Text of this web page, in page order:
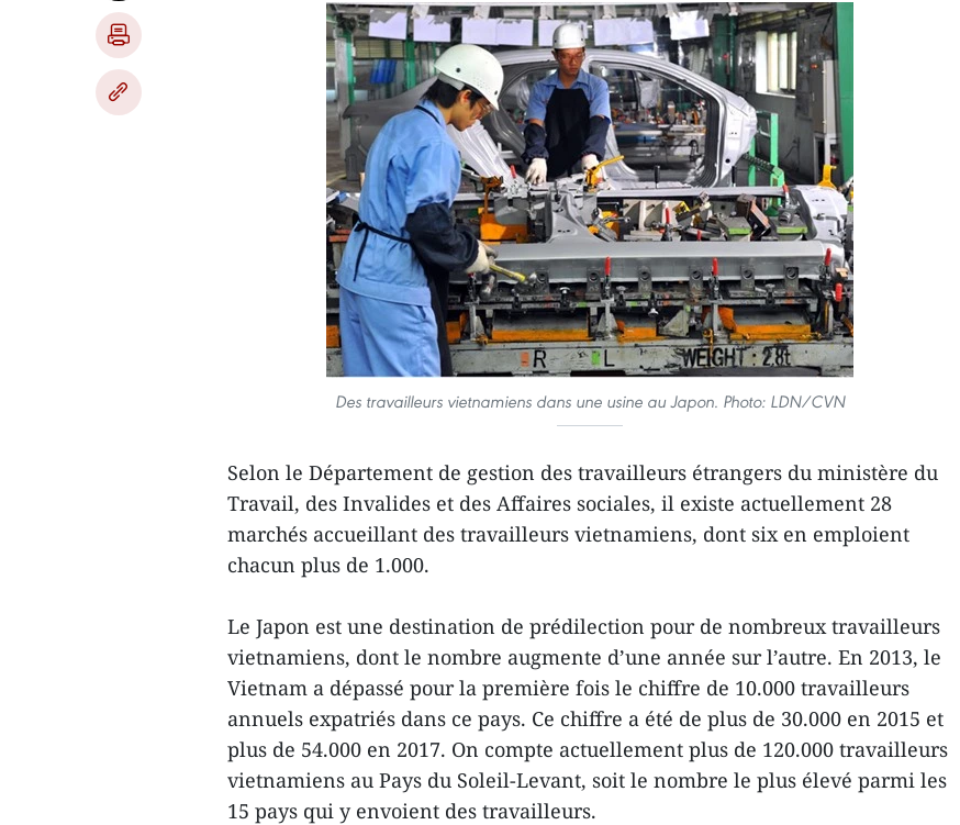
Des travailleurs vietnamiens dans une usine au Japon. Photo: LDN/CVN
Selon le Département de gestion des travailleurs étrangers du ministère du
Travail, des Invalides et des Affaires sociales, il existe actuellement 28
marchés accueillant des travailleurs vietnamiens, dont six en emploient
chacun plus de 1.000.
Le Japon est une destination de prédilection pour de nombreux travailleurs
vietnamiens, dont le nombre augmente d’une année sur l’autre. En 2013, le
Vietnam a dépassé pour la première fois le chiffre de 10.000 travailleurs
annuels expatriés dans ce pays. Ce chiffre a été de plus de 30.000 en 2015 et
plus de 54.000 en 2017. On compte actuellement plus de 120.000 travailleurs
vietnamiens au Pays du Soleil-Levant, soit le nombre le plus élevé parmi les
15 pays qui y envoient des travailleurs.